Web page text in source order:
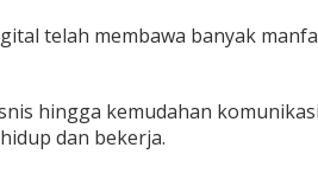
telah membawa banyak
hingga kemudahan
dan bekerja.